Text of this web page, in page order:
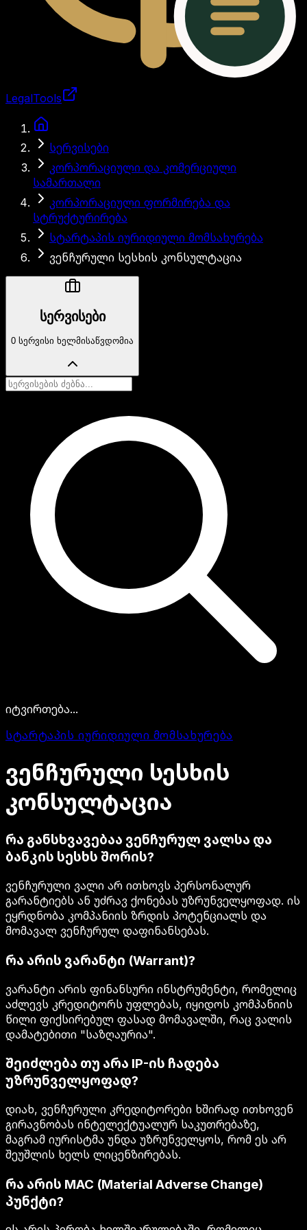
LegalTools
სერვისები
კორპორაციული და კომერციული
სამართალი
კორპორაციული ფორმირება და
სტრუქტურირება
სტარტაპის იურიდიული მომსახურება
ვენჩურული სესხის კონსულტაცია
სერვისები
0 სერვისი ხელმისაწვდომია
იტვირთება...
სტარტაპის იურიდიული მომსახურება
ვენჩურული სესხის
კონსულტაცია
რა განსხვავებაა ვენჩურულ ვალსა და
ბანკის სესხს შორის?
ვენჩურული ვალი არ ითხოვს პერსონალურ
გარანტიებს ან უძრავ ქონებას უზრუნველყოფად. ის
ეყრდნობა კომპანიის ზრდის პოტენციალს და
მომავალ ვენჩურულ დაფინანსებას.
რა არის ვარანტი (Warrant)?
ვარანტი არის ფინანსური ინსტრუმენტი, რომელიც
აძლევს კრედიტორს უფლებას, იყიდოს კომპანიის
წილი ფიქსირებულ ფასად მომავალში, რაც ვალის
დამატებითი "საზღაურია".
შეიძლება თუ არა IP-ის ჩადება
უზრუნველყოფად?
დიახ, ვენჩურული კრედიტორები ხშირად ითხოვენ
გირავნობას ინტელექტუალურ საკუთრებაზე,
მაგრამ იურისტმა უნდა უზრუნველყოს, რომ ეს არ
შეუშლის ხელს ლიცენზირებას.
რა არის MAC (Material Adverse Change)
პუნქტი?